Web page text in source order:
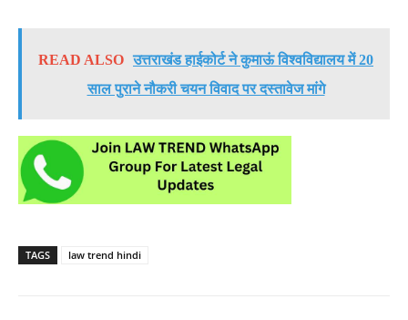
READ ALSO उत्तराखंड हाईकोर्ट ने कुमाऊं विश्वविद्यालय में 20
साल पुराने नौकरी चयन विवाद पर दस्तावेज मांगे
TAGS law trend hindi